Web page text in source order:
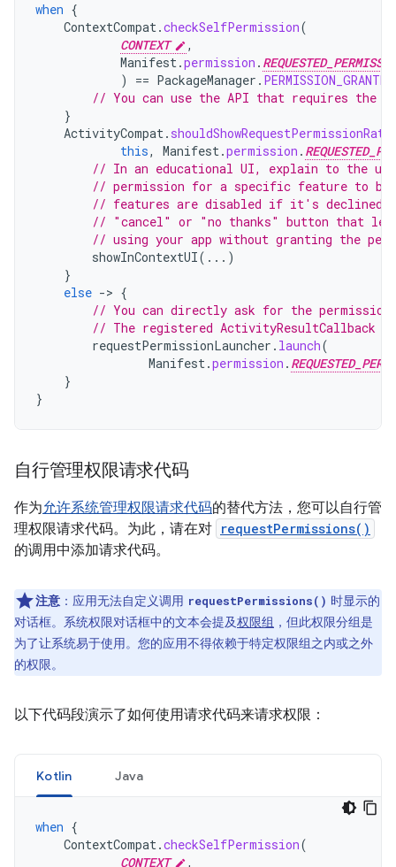
when {
ContextCompat.checkSelfPermission(
CONTEXT
,
Manifest.permission .
)
== PackageManager . PERMISSION_GRANTED
// You can use the API that requires the
}
ActivityCompat.
this, Manifest.permission .
// In an educational UI, explain to the
// permission for a specific feature to
// features are disabled if it's
// "cancel" or "no thanks" button that
// using your app without granting the
showInContextUI(...)
}
else -> {
// You can directly ask for the
// The registered ActivityResultCallback
requestPermissionLauncher . launch(
Manifest.permission .
}
}
自行管理权限请求代码
作为允许系统管理权限请求代码的替代方法，您可以自行管
理权限请求代码。为此，请在对 requestPermissions()
的调用中添加请求代码。
注意 ：应用无法自定义调用 requestPermissions() 时显示的
对话框。系统权限对话框中的文本会提及权限组 ，但此权限分组是
为了让系统易于使用。您的应用不得依赖于特定权限组之内或之外
的权限。
以下代码段演示了如何使用请求代码来请求权限：
Kotlin Java
when {
ContextCompat.checkSelfPermission(
CONTEXT
,